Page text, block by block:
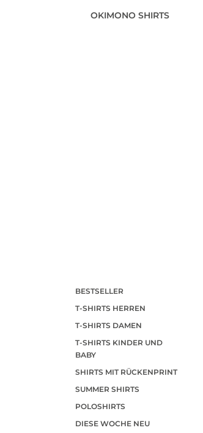
OKIMONO SHIRTS
BESTSELLER
T-SHIRTS HERREN
T-SHIRTS DAMEN
T-SHIRTS KINDER UND
BABY
SHIRTS MIT RÜCKENPRINT
SUMMER SHIRTS
POLOSHIRTS
DIESE WOCHE NEU